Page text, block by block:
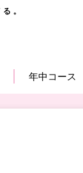
。
年中コース